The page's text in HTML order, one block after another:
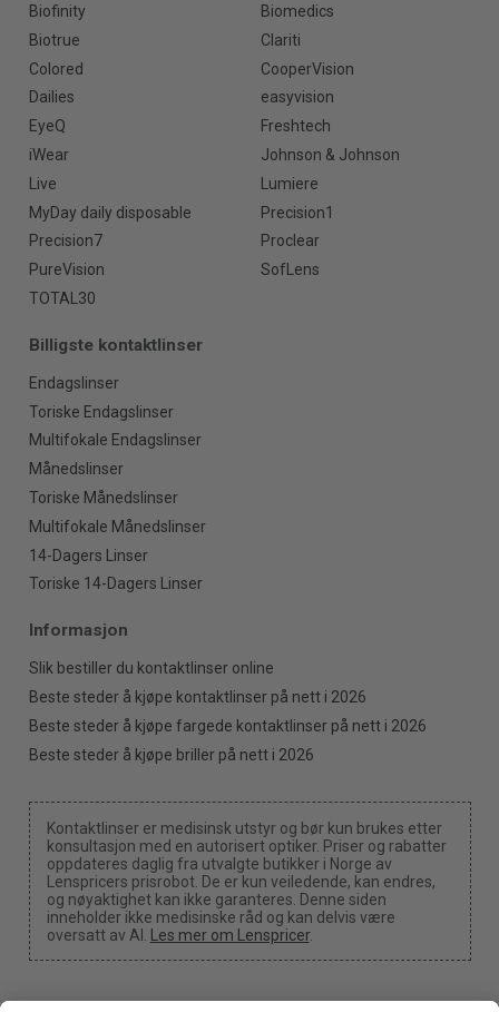
Biofinity
Biomedics
Biotrue
Clariti
Colored
CooperVision
Dailies
easyvision
EyeQ
Freshtech
iWear
Johnson & Johnson
Live
Lumiere
MyDay daily disposable
Precision1
Precision7
Proclear
PureVision
SofLens
TOTAL30
Billigste kontaktlinser
Endagslinser
Toriske Endagslinser
Multifokale Endagslinser
Månedslinser
Toriske Månedslinser
Multifokale Månedslinser
14-Dagers Linser
Toriske 14-Dagers Linser
Informasjon
Slik bestiller du kontaktlinser online
Beste steder å kjøpe kontaktlinser på nett i 2026
Beste steder å kjøpe fargede kontaktlinser på nett i 2026
Beste steder å kjøpe briller på nett i 2026
Kontaktlinser er medisinsk utstyr og bør kun brukes etter
konsultasjon med en autorisert optiker. Priser og rabatter
oppdateres daglig fra utvalgte butikker i Norge av
Lenspricers prisrobot. De er kun veiledende, kan endres,
og nøyaktighet kan ikke garanteres. Denne siden
inneholder ikke medisinske råd og kan delvis være
oversatt av AI. Les mer om Lenspricer.